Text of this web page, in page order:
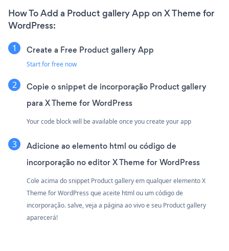
How To Add a Product gallery App on X Theme for
WordPress:
Create a Free Product gallery App
Start for free now
Copie o snippet de incorporação Product gallery
para X Theme for WordPress
Your code block will be available once you create your app
Adicione ao elemento html ou código de
incorporação no editor X Theme for WordPress
Cole acima do snippet Product gallery em qualquer elemento X
Theme for WordPress que aceite html ou um código de
incorporação. salve, veja a página ao vivo e seu Product gallery
aparecerá!